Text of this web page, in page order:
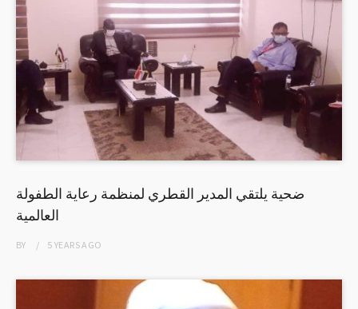
ضحية يلتقي المدير القطري لمنظمة رعاية الطفولة
العالمية
BY 5 YEARSAGO